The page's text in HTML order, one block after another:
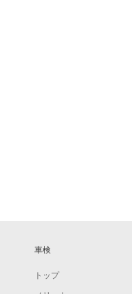
車検
トップ